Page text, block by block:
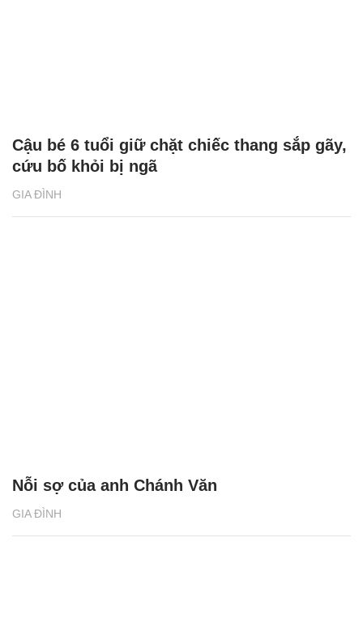
GIA ĐÌNH
Cậu bé 6 tuổi giữ chặt chiếc thang sắp gãy,
cứu bố khỏi bị ngã
GIA ĐÌNH
Nỗi sợ của anh Chánh Văn